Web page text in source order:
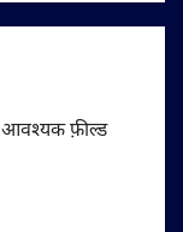
आवश्यक फ़ील्ड